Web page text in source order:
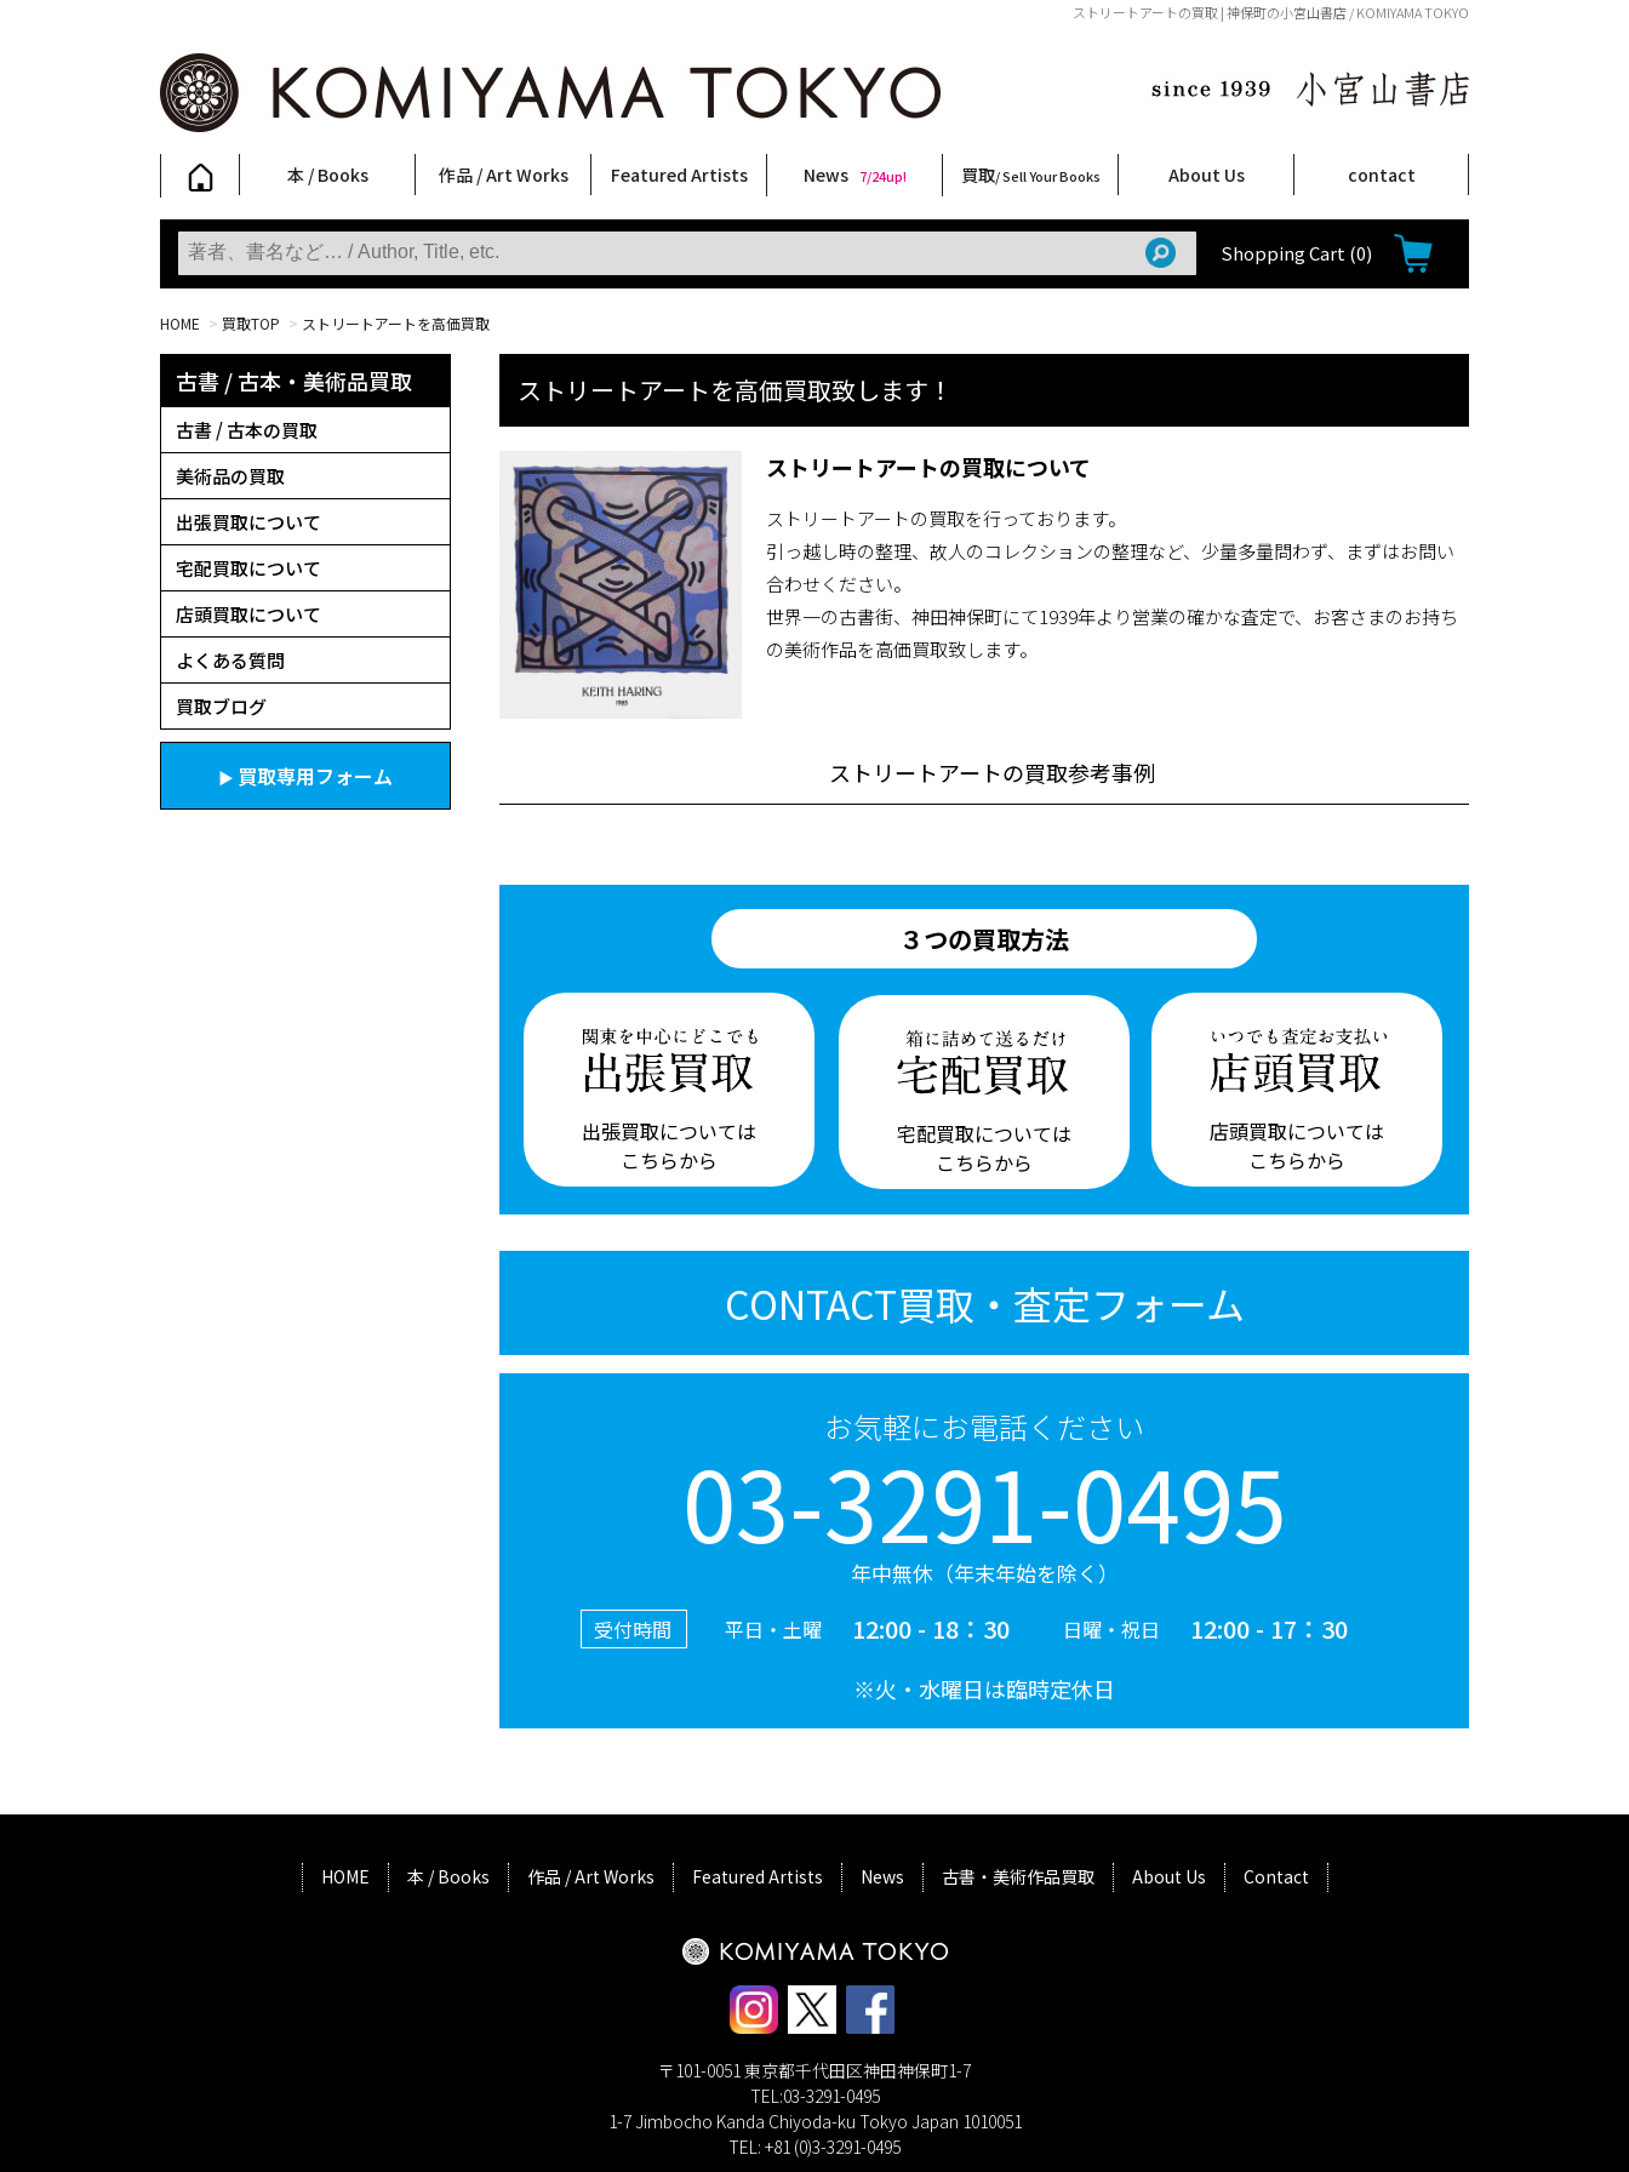
ストリートアートの買取 | 神保町の小宮山書店 / KOMIYAMA TOKYO
本 / Books
写真集
Photobooks
ファッション
Fashion
アート / 美術
Art
文学・人文
Literature & Humanities
日本文化
Japanese Culture
新刊
New Books
SALE
SALE
作品 / Art Works
フォトグラフィー
Photography
ポスター
Posters
ストリートアート
Street Art
立体・その他
Sculptures / etc
アートワークス
Art Works
Primary Artworks
KOMIYAMA TOKYO ART LABEL
版画
Prints
Featured Artists
稲嶺啓一(東風終)
村田言恵
丸岡和吾
Rico Casella
キム・ロートン
菅谷晋一
柴田亜美
内藤啓介
CHRIS
林月光
森山大道
須藤昌人
内藤ルネ
北島敬三
横尾忠則
天野タケル
COOKIE
三島剛
佐伯俊男
大類信
秋赤音
三島由紀夫
春川ナミオ
大西洋介
二本木里美
News 7/24up!
新着・おすすめ商品 9/7up!
フェア・イベント情報 7/24up!
お店からのお知らせ 6/1up!
買取/ Sell Your Books
買取ブログ
買取専用フォーム
古書 / 古本の買取
美術品の買取
出張買取について
宅配買取について
店頭買取について
よくある質問
About Us
店舗案内
Shop Infomation
ご注文について
How to Order
特定商取引法に関する表示
プライバシーポリシー
contact
Shopping Cart (0)
HOME > 買取TOP > ストリートアートを高価買取
ストリートアートを高価買取致します！
ストリートアートの買取について
ストリートアートの買取を行っております。
引っ越し時の整理、故人のコレクションの整理など、少量多量問わず、まずはお問い
合わせください。
世界一の古書街、神田神保町にて1939年より営業の確かな査定で、お客さまのお持ち
の美術作品を高価買取致します。
ストリートアートの買取参考事例
３つの買取方法
出張買取については
こちらから
宅配買取については
こちらから
店頭買取については
こちらから
CONTACT買取・査定フォーム
お気軽にお電話ください
03-3291-0495
年中無休（年末年始を除く）
受付時間 平日・土曜 12:00 - 18：30 日曜・祝日 12:00 - 17：30
※火・水曜日は臨時定休日
古書 / 古本・美術品買取
古書 / 古本の買取
美術品の買取
出張買取について
宅配買取について
店頭買取について
よくある質問
買取ブログ
買取専用フォーム
HOME 本 / Books 作品 / Art Works Featured Artists News 古書・美術作品買取 About Us Contact
〒101-0051 東京都千代田区神田神保町1-7
TEL:03-3291-0495
1-7 Jimbocho Kanda Chiyoda-ku Tokyo Japan 1010051
TEL: +81 (0)3-3291-0495